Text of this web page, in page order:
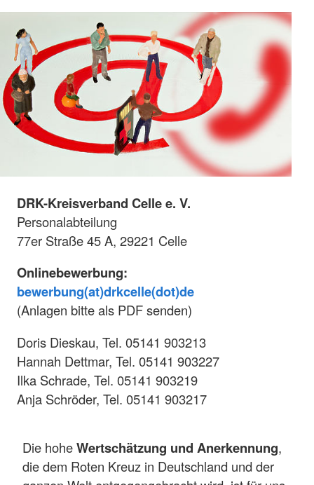
DRK-Kreisverband Celle e. V.
Personalabteilung
77er Straße 45 A, 29221 Celle
Onlinebewerbung:
bewerbung(at)drkcelle(dot)de
(Anlagen bitte als PDF senden)
Doris Dieskau, Tel. 05141 903213
Hannah Dettmar, Tel. 05141 903227
Ilka Schrade, Tel. 05141 903219
Anja Schröder, Tel. 05141 903217
Die hoheWertschätzung und Anerkennung,
die dem Roten Kreuz in Deutschland und der